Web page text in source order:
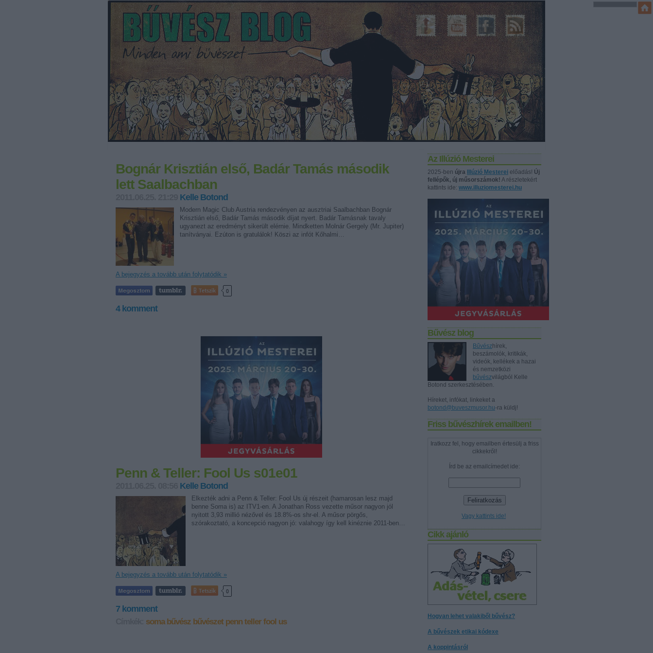
Az Illúzió Mesterei
2025-ben újra Illúzió Mesterei előadás! Új
fellépők, új műsorszámok! A részletekért
kattints ide: www.illuziomesterei.hu
Bűvész blog
Bűvész hírek,
beszámolók, kritikák,
videók, kellékek a hazai
és nemzetközi
bűvészvilágból Kelle
Botond szerkesztésében.
Híreket, infókat, linkeket a
botond@buveszmusor.hu-ra küldj!
Friss bűvészhírek emailben!
Iratkozz fel, hogy emailben értesülj a friss
cikkekről!
Írd be az emailcímedet ide:
Vagy kattints ide!
Cikk ajánló
Hogyan lehet valakiből bűvész?
A bűvészek etikai kódexe
A koppintásról
Bognár Krisztián első, Badár Tamás második
lett Saalbachban
Kelle Botond
Modern Magic Club Austria rendezvényen az ausztriai Saalbachban Bognár
Krisztián első, Badár Tamás második díjat nyert. Badár Tamásnak tavaly
ugyanezt az eredményt sikerült elérnie. Mindketten Molnár Gergely (Mr. Jupiter)
tanítványai. Ezúton is gratulálok! Köszi az infót Kőhalmi…
A bejegyzés a tovább után folytatódik »
Tetszik 0
4komment
Penn & Teller: Fool Us s01e01
Kelle Botond
Elkezték adni a Penn & Teller: Fool Us új részeit (hamarosan lesz majd
benne Soma is) az ITV1-en. A Jonathan Ross vezette műsor nagyon jól
nyitott 3,93 millió nézővel és 18.8%-os shr-el. A műsor pörgős,
szórakoztató, a koncepció nagyon jó: valahogy így kell kinéznie 2011-ben…
A bejegyzés a tovább után folytatódik »
Tetszik 0
7 komment
soma bűvész bűvészet penn teller fool us